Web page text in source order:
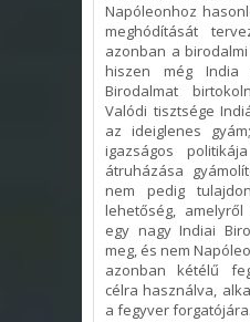
Napóleonhoz
meghódítását
azonban a
hiszen még India
Birodalmat
Valódi tisztsége
az ideiglenes
igazságos
átruházása
nem pedig
lehetőség,
egy nagy Indiai
meg, és nem
azonban kétélű
célra használva,
a fegyver forgatójára.